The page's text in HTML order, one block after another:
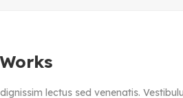
lectus sed venenatis.